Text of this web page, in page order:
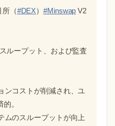
所（#DEX）#Minswap V2
ループット、および監査
ンコストが削減され、ユ
。
ムのスループットが向上